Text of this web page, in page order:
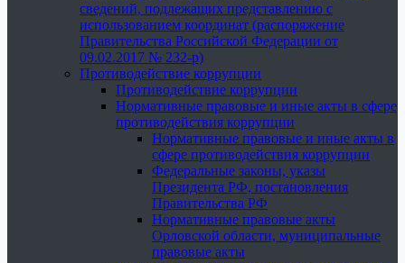
сведений, подлежащих представлению с
использованием координат (распоряжение
Правительства Российской Федерации от
09.02.2017 № 232-р)
Противодействие коррупции
Противодействие коррупции
Нормативные правовые и иные акты в сфере
противодействия коррупции
Нормативные правовые и иные акты в
сфере противодействия коррупции
Федеральные законы, указы
Президента РФ, постановления
Правительства РФ
Нормативные правовые акты
Орловской области, муниципальные
правовые акты